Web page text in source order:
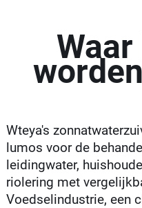
Wteya's
lumos voor de
leidingwater,
riolering met
Voedselindustrie, een